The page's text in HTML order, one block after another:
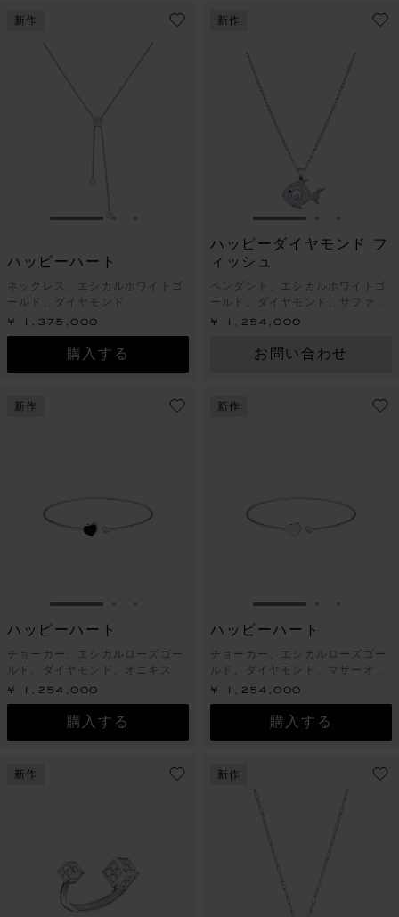
新作
スライドに移動 1スライドに移動 3
ハッピーハート
ネックレス、エシカルホワイトゴ
ールド、ダイヤモンド
¥ 1,375,000
購入する
新作
スライドに移動 1
ハッピーダイヤモンド フ
ィッシュ
ペンダント、エシカルホワイトゴ
ールド、ダイヤモンド、サファイ
ア
¥ 1,254,000
お問い合わせ
新作
スライドに移動 1スライドに移動 3
ハッピーハート
チョーカー、エシカルローズゴー
ルド、ダイヤモンド、オニキス
¥ 1,254,000
購入する
新作
スライドに移動 1
ハッピーハート
チョーカー、エシカルローズゴー
ルド、ダイヤモンド、マザーオブ
パール
¥ 1,254,000
購入する
新作 新作